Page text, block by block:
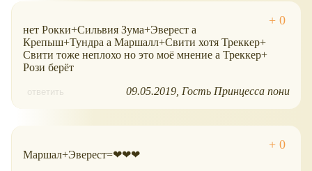
нет Рокки+Сильвия Зума+Эверест а
Крепыш+Тундра а Маршалл+Свити хотя Треккер+
Свити тоже неплохо но это моё мнение а Треккер+
Рози берёт
ответить 09.05.2019 Гость Принцесса пони
Маршал+Эверест=❤❤❤